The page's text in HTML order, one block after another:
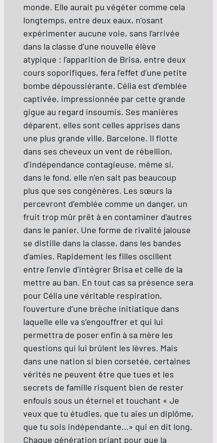
monde. Elle aurait pu végéter comme cela
longtemps, entre deux eaux, n’osant
expérimenter aucune voie, sans l’arrivée
dans la classe d’une nouvelle élève
atypique : l’apparition de Brisa, entre deux
cours soporifiques, fera l’effet d’une petite
bombe dépoussiérante. Célia est d’emblée
captivée, impressionnée par cette grande
gigue au regard insoumis. Ses manières
déparent, elles sont celles apprises dans
une plus grande ville, Barcelone. Il flotte
dans ses cheveux un vent de rébellion,
d’indépendance contagieuse, même si,
dans le fond, elle n’en sait pas beaucoup
plus que ses congénères. Les sœurs la
percevront d’emblée comme un danger, un
fruit trop mûr prêt à en contaminer d’autres
dans le panier. Une forme de rivalité jalouse
se distille dans la classe, dans les bandes
d’amies. Rapidement les filles oscillent
entre l’envie d’intégrer Brisa et celle de la
mettre au ban. En tout cas sa présence sera
pour Célia une véritable respiration,
l’ouverture d’une brèche initiatique dans
laquelle elle va s’engouffrer et qui lui
permettra de poser enfin à sa mère les
questions qui lui brûlent les lèvres. Mais
dans une nation si bien corsetée, certaines
vérités ne peuvent être que tues et les
secrets de famille risquent bien de rester
enfouis sous un éternel et touchant « Je
veux que tu étudies, que tu aies un diplôme,
que tu sois indépendante…» qui en dit long.
Chaque génération priant pour que la